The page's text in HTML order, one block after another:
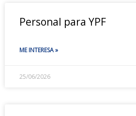
Personal para YPF
ME INTERESA »
25/06/2026